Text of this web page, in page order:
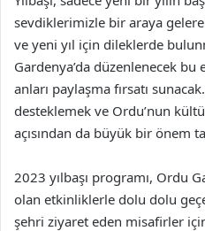
sevdiklerimizle bir araya
ve yeni yıl için dileklerde
Gardenya’da düzenlenecek bu
anları paylaşma fırsatı
desteklemek ve Ordu’nun
açısından da büyük bir önem
2023 yılbaşı programı, Ordu
olan etkinliklerle dolu dolu
şehri ziyaret eden misafirler